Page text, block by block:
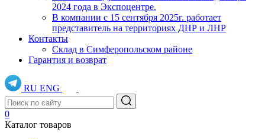
2024 года в Экспоцентре.
В компании с 15 сентября 2025г. работает
представитель на территориях ДНР и ЛНР
Контакты
Склад в Симферопольском районе
Гарантия и возврат
RU ENG
0
Каталог товаров